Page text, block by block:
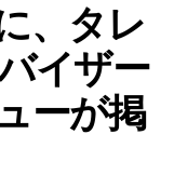
、タレ
イザー
ーが掲